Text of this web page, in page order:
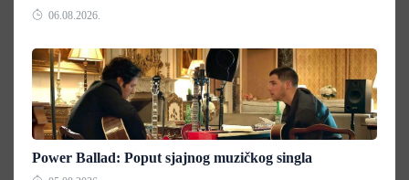
06.08.2026.
Power Ballad: Poput sjajnog muzičkog singla